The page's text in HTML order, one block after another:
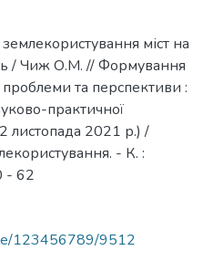
міст на
/ Чиж О.М. // Формування
та перспективи :
практичної
листопада 2021 р.) /
- К. :
- 62
123456789/9512